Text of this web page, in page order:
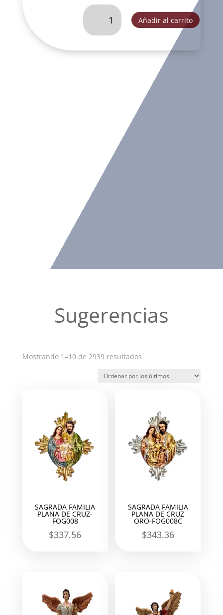
VIRGEN
MISTICA
#
Añadir al carrito
Sugerencias
Mostrando 1–10 de 2939 resultadosOrdenado
los
SAGRADA FAMILIA
PLANA DE CRUZ-
FOG008
$337.56
SAGRADA FAMILIA
PLANA DE CRUZ
ORO-FOG008C
$343.36